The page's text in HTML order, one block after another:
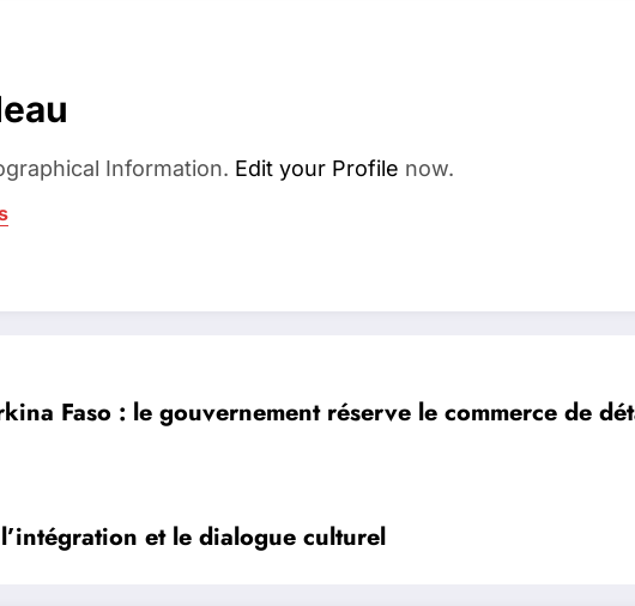
Information. Edit your Profile now.
Faso : le gouvernement réserve le commerce de
et le dialogue culturel